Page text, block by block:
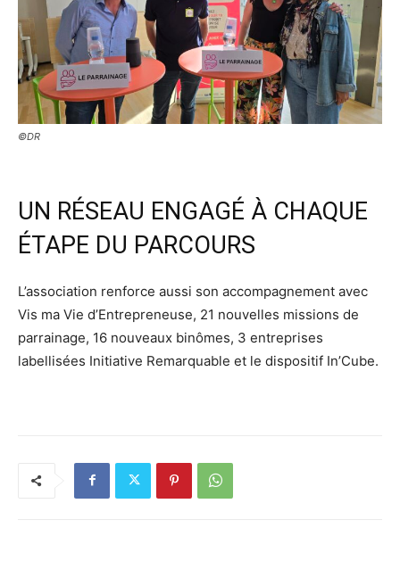
©DR
UN RÉSEAU ENGAGÉ À CHAQUE
ÉTAPE DU PARCOURS
L’association renforce aussi son accompagnement avec
Vis ma Vie d’Entrepreneuse, 21 nouvelles missions de
parrainage, 16 nouveaux binômes, 3 entreprises
labellisées Initiative Remarquable et le dispositif In’Cube.